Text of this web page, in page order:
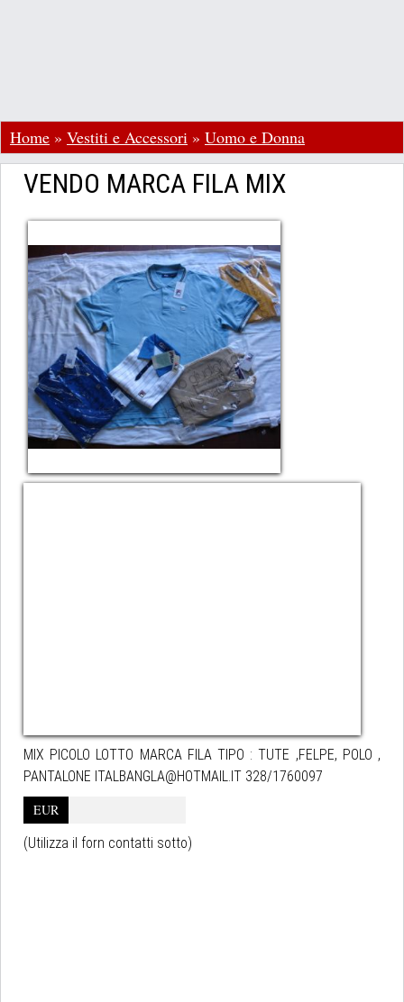
Home » Vestiti e Accessori » Uomo e Donna
VENDO MARCA FILA MIX
MIX PICOLO LOTTO MARCA FILA TIPO : TUTE ,FELPE, POLO ,
PANTALONE ITALBANGLA@HOTMAIL.IT 328/1760097
EUR
(Utilizza il forn contatti sotto)